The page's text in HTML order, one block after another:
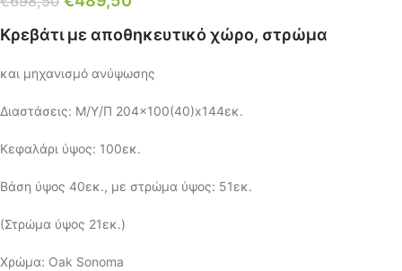
Κρεβάτι με αποθηκευτικό χώρο, στρώμα
και μηχανισμό ανύψωσης
Διαστάσεις: Μ/Υ/Π 204×100(40)x144εκ.
Κεφαλάρι ύψος: 100εκ.
Βάση ύψος 40εκ., με στρώμα ύψος: 51εκ.
(Στρώμα ύψος 21εκ.)
Χρώμα: Oak Sonoma